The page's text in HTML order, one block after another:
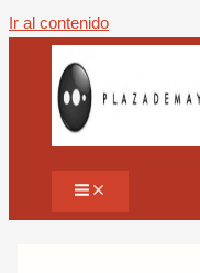
Ir al contenido